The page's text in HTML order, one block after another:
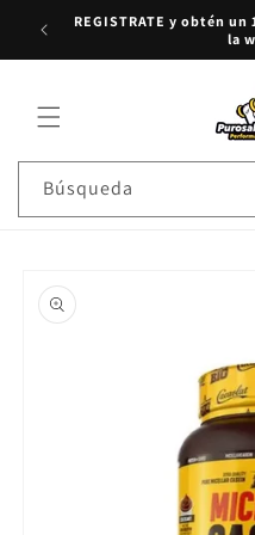
al contenido
REGISTRATE y obtén un
la
Búsqueda
a la información del producto